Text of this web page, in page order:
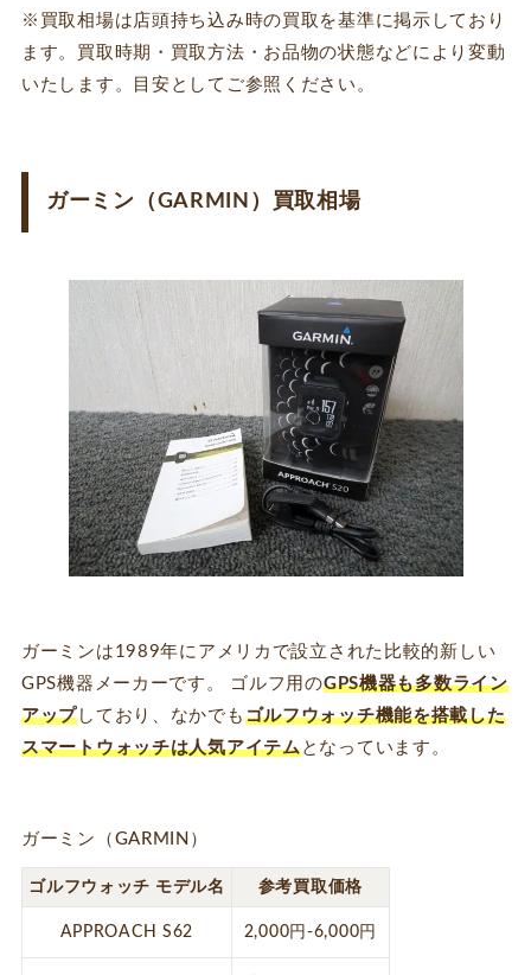
※買取相場は店頭持ち込み時の買取を基準に掲示しており
ます。買取時期・買取方法・お品物の状態などにより変動
いたします。目安としてご参照ください。
ガーミン（GARMIN）買取相場
ガーミンは1989年にアメリカで設立された比較的新しい
GPS機器メーカーです。 ゴルフ用のGPS機器も多数ライン
アップ しており、なかでも ゴルフウォッチ機能を搭載した
スマートウォッチは人気アイテムとなっています。
ガーミン（GARMIN）
ゴルフウォッチ モデル名 参考買取価格
APPROACH S62 2,000円-6,000円